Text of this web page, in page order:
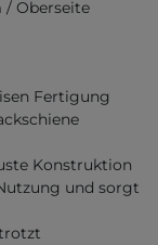
/ Oberseite
Fertigung
Konstruktion
und sorgt